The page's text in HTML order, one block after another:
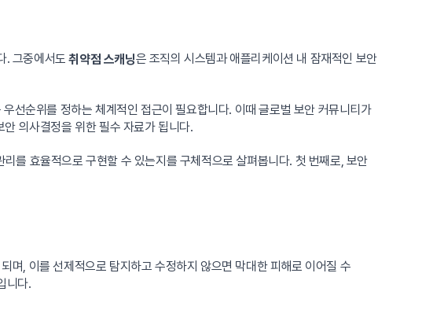
. 그중에서도취약점 스캐닝은 조직의 시스템과 애플리케이션 내 잠재적인 보안
선순위를 정하는 체계적인 접근이 필요합니다. 이때 글로벌 보안 커뮤니티가
안 의사결정을 위한 필수 자료가 됩니다.
를 효율적으로 구현할 수 있는지를 구체적으로 살펴봅니다. 첫 번째로, 보안
며, 이를 선제적으로 탐지하고 수정하지 않으면 막대한 피해로 이어질 수
니다.